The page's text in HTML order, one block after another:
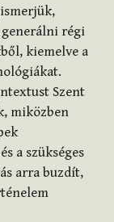
régi
kiemelve a
Szent
miközben
a szükséges
arra buzdít,